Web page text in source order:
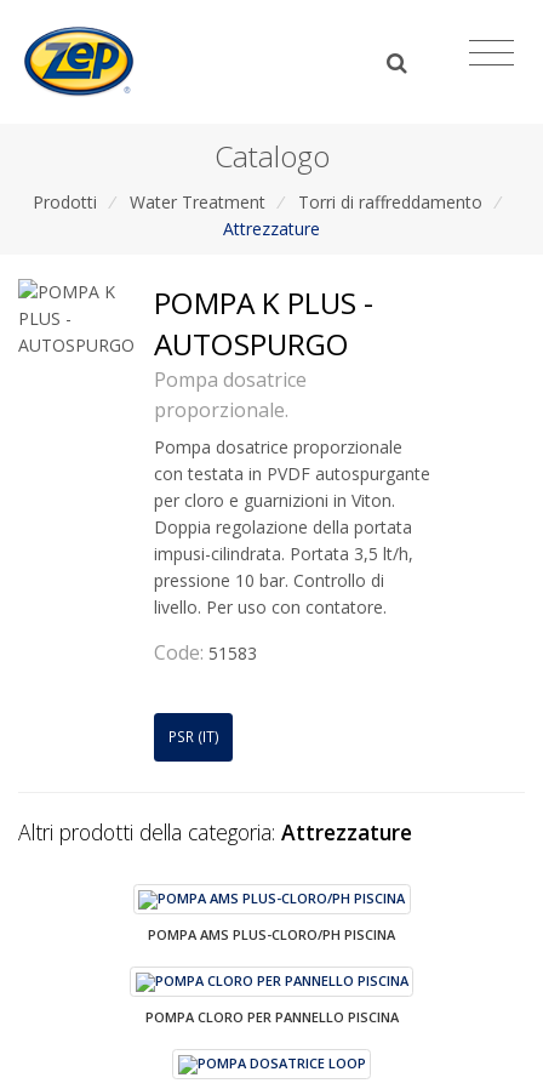
Catalogo
Prodotti / Water Treatment / Torri di raffreddamento /
Attrezzature
POMPA K PLUS -
AUTOSPURGO
Pompa dosatrice
proporzionale.
Pompa dosatrice proporzionale
con testata in PVDF autospurgante
per cloro e guarnizioni in Viton.
Doppia regolazione della portata
impusi-cilindrata. Portata 3,5 lt/h,
pressione 10 bar. Controllo di
livello. Per uso con contatore.
Code: 51583
PSR (IT)
Altri prodotti della categoria: Attrezzature
POMPA AMS PLUS-CLORO/PH PISCINA
POMPA CLORO PER PANNELLO PISCINA